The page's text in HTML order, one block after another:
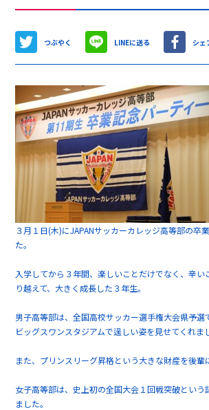
つぶやく LINEに送る シェ
３月１日(木)にJAPANサッカーカレッジ高等部の卒
た。
入学してから３年間、楽しいことだけでなく、辛い
り越えて、大きく成長した３年生。
男子高等部は、全国高校サッカー選手権大会県予選
ビッグスワンスタジアムで逞しい姿を見せてくれま
また、プリンスリーグ昇格という大きな財産を後輩
女子高等部は、史上初の全国大会１回戦突破という
ました。